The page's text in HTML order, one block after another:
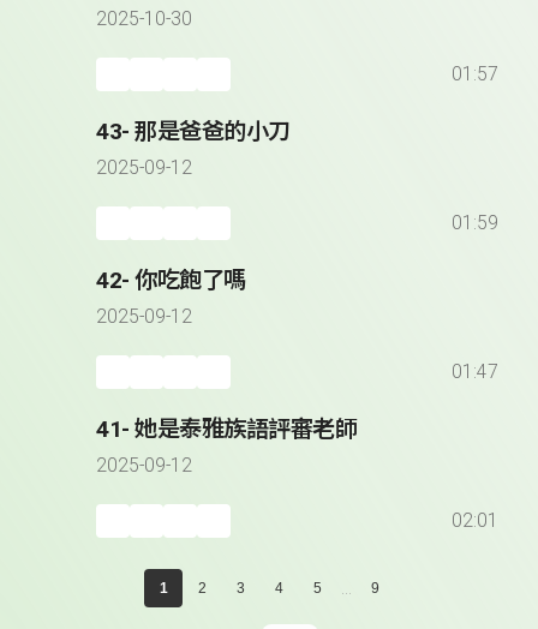
2025-10-30
01:57
43- 那是爸爸的小刀
2025-09-12
01:59
42- 你吃飽了嗎
2025-09-12
01:47
41- 她是泰雅族語評審老師
2025-09-12
02:01
1 2 3 4 5 ... 9